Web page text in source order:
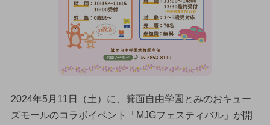
2024年5月11日（土）に、箕面自由学園とみのおキュー
ズモールのコラボイベント「MJGフェスティバル」が開